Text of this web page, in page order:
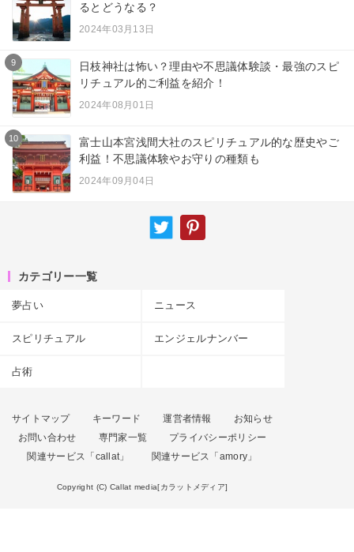
るとどうなる？
2024年03月13日
9
日枝神社は怖い？理由や不思議体験談・最強のスピ
リチュアル的ご利益を紹介！
2024年08月01日
10
富士山本宮浅間大社のスピリチュアル的な歴史やご
利益！不思議体験やお守りの種類も
2024年09月04日
カテゴリー一覧
夢占い ニュース
スピリチュアル エンジェルナンバー
占術
サイトマップ キーワード 運営者情報
お知らせ
お問い合わせ
専門家一覧
プライバシーポリシー
関連サービス「callat」
関連サービス「amory」
Copyright (C) Callat media[カラットメディア]